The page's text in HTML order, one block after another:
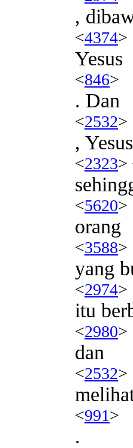
,
<4374>
Yesus
<846>
. Dan
<2532>
,
<2323>
<5620>
orang
<3588>
yang
<2974>
itu
<2980>
dan
<2532>
<991>
.